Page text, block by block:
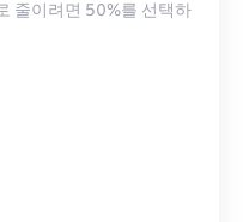
줄이려면 50%를 선택하